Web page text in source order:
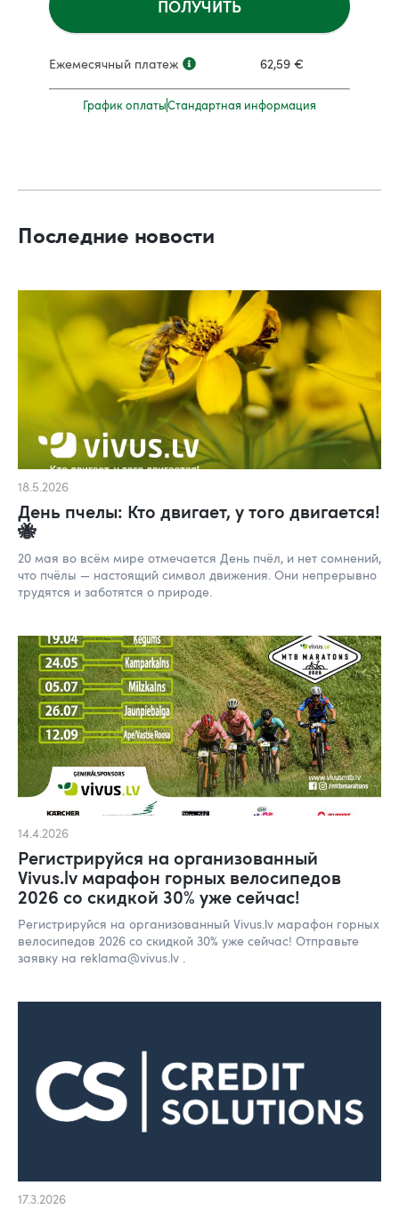
ПОЛУЧИТЬ
Ежемесячный платеж 62,59 €
График оплатыСтандартная информация
Последние новости
18.5.2026
День пчелы: Кто двигает, у того двигается!
🐝
20 мая во всём мире отмечается День пчёл, и нет сомнений,
что пчёлы — настоящий символ движения. Они непрерывно
трудятся и заботятся о природе.
14.4.2026
Регистрируйся на организованный
Vivus.lv марафон горных велосипедов
2026 со скидкой 30% уже сейчас!
Регистрируйся на организованный Vivus.lv марафон горных
велосипедов 2026 со скидкой 30% уже сейчас! Отправьте
заявку на reklama@vivus.lv .
17.3.2026